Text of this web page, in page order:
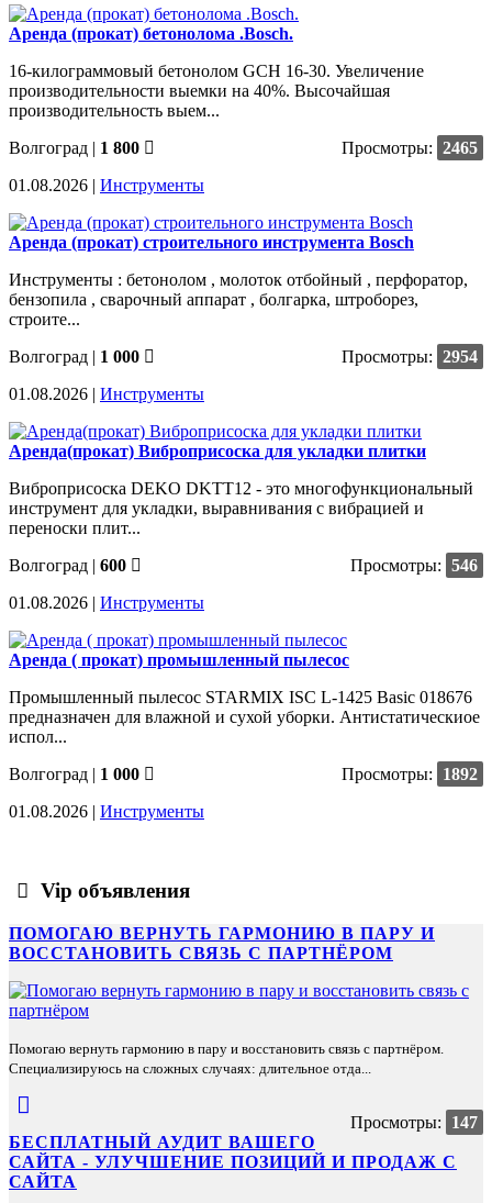
Аренда (прокат) бетонолома .Bosch.
16-килограммовый бетонолом GCH 16-30. Увеличение
производительности выемки на 40%. Высочайшая
производительность выем...
Волгоград | 1 800 Просмотры: 2465
01.08.2026 | Инструменты
Аренда (прокат) строительного инструмента Bosch
Инструменты : бетонолом , молоток отбойный , перфоратор,
бензопила , сварочный аппарат , болгарка, штроборез,
строите...
Волгоград | 1 000 Просмотры: 2954
01.08.2026 | Инструменты
Аренда(прокат) Виброприсоска для укладки плитки
Виброприсоска DEKO DKTT12 - это многофункциональный
инструмент для укладки, выравнивания с вибрацией и
переноски плит...
Волгоград | 600 Просмотры: 546
01.08.2026 | Инструменты
Аренда ( прокат) промышленный пылесос
Промышленный пылесос STARMIX ISC L-1425 Basic 018676
предназначен для влажной и сухой уборки. Антистатическиое
испол...
Волгоград | 1 000 Просмотры:
1892
01.08.2026 | Инструменты
Vip объявления
ПОМОГАЮ ВЕРНУТЬ ГАРМОНИЮ В ПАРУ И
ВОССТАНОВИТЬ СВЯЗЬ С ПАРТНЁРОМ
Помогаю вернуть гармонию в пару и восстановить связь с партнёром.
Специализируюсь на сложных случаях: длительное отда...
Просмотры:
147
БЕСПЛАТНЫЙ АУДИТ ВАШЕГО
САЙТА - УЛУЧШЕНИЕ ПОЗИЦИЙ И ПРОДАЖ С
САЙТА